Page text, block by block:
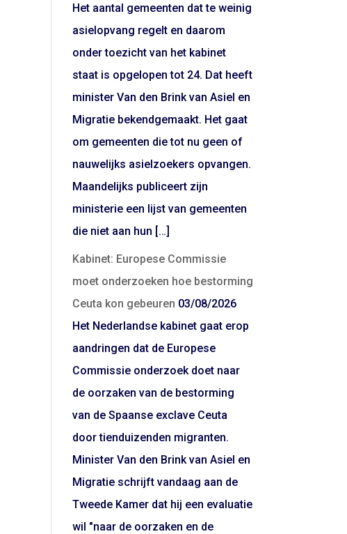
Het aantal gemeenten dat te weinig
asielopvang regelt en daarom
onder toezicht van het kabinet
staat is opgelopen tot 24. Dat heeft
minister Van den Brink van Asiel en
Migratie bekendgemaakt. Het gaat
om gemeenten die tot nu geen of
nauwelijks asielzoekers opvangen.
Maandelijks publiceert zijn
ministerie een lijst van gemeenten
die niet aan hun […]
Kabinet: Europese Commissie
moet onderzoeken hoe bestorming
Ceuta kon gebeuren 03/08/2026
Het Nederlandse kabinet gaat erop
aandringen dat de Europese
Commissie onderzoek doet naar
de oorzaken van de bestorming
van de Spaanse exclave Ceuta
door tienduizenden migranten.
Minister Van den Brink van Asiel en
Migratie schrijft vandaag aan de
Tweede Kamer dat hij een evaluatie
wil "naar de oorzaken en de